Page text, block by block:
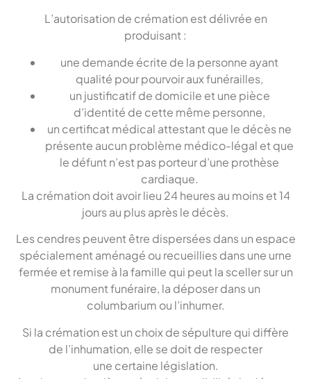
L’autorisation de crémation est délivrée en
produisant :
une demande écrite de la personne ayant
qualité pour pourvoir aux funérailles,
un justificatif de domicile et une pièce
d’identité de cette même personne,
un certificat médical attestant que le décès ne
présente aucun problème médico-légal et que
le défunt n’est pas porteur d’une prothèse
cardiaque.
La crémation doit avoir lieu 24 heures au moins et 14
jours au plus après le décès.
Les cendres peuvent être dispersées dans un espace
spécialement aménagé ou recueillies dans une urne
fermée et remise à la famille qui peut la sceller sur un
monument funéraire, la déposer dans un
columbarium ou l’inhumer.
Si la crémation est un choix de sépulture qui diffère
de l’inhumation, elle se doit de respecter
une certaine législation.